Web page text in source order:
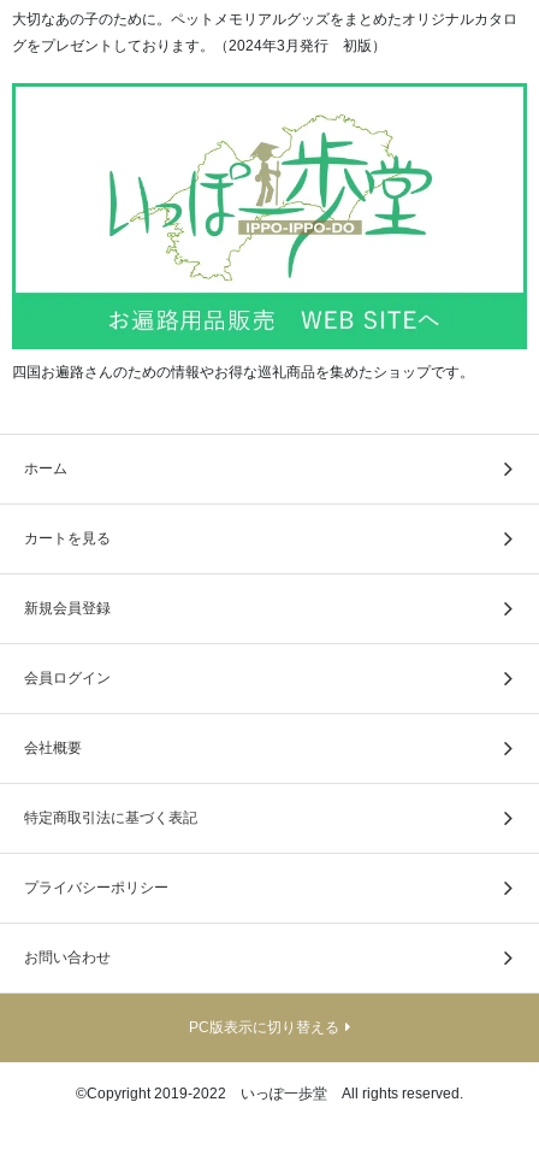
大切なあの子のために。ペットメモリアルグッズをまとめたオリジナルカタロ
グをプレゼントしております。（2024年3月発行 初版）
四国お遍路さんのための情報やお得な巡礼商品を集めたショップです。
ホーム
カートを見る
新規会員登録
会員ログイン
会社概要
特定商取引法に基づく表記
プライバシーポリシー
お問い合わせ
PC版表示に切り替える
©Copyright 2019-2022 いっぽ一歩堂 All rights reserved.